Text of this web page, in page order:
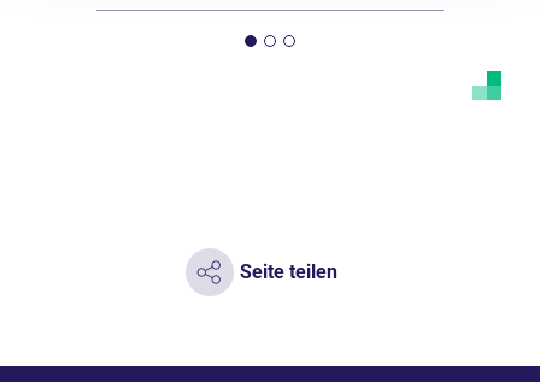
Seite teilen